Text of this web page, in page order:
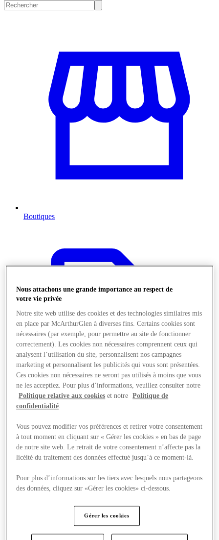
Boutiques
Nous attachons une grande importance au respect de
votre vie privée
Notre site web utilise des cookies et des technologies similaires mis
en place par McArthurGlen à diverses fins. Certains cookies sont
nécessaires (par exemple, pour permettre au site de fonctionner
correctement). Les cookies non nécessaires comprennent ceux qui
analysent l’utilisation du site, personnalisent nos campagnes
marketing et personnalisent les publicités qui vous sont présentées.
Ces cookies non nécessaires ne seront pas utilisés à moins que vous
ne les acceptiez. Pour plus d’informations, veuillez consulter notre
Politique relative aux cookies et notre
Politique de
confidentialité.
Vous pouvez modifier vos préférences et retirer votre consentement
à tout moment en cliquant sur « Gérer les cookies » en bas de page
de notre site web. Le retrait de votre consentement n’affecte pas la
licéité du traitement des données effectué jusqu’à ce moment-là.
Pour plus d’informations sur les tiers avec lesquels nous partageons
des données, cliquez sur «Gérer les cookies» ci-dessous.
Gérer les cookies